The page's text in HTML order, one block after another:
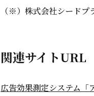
（※）株式会社シード
関連サイトURL
広告効果測定システム「